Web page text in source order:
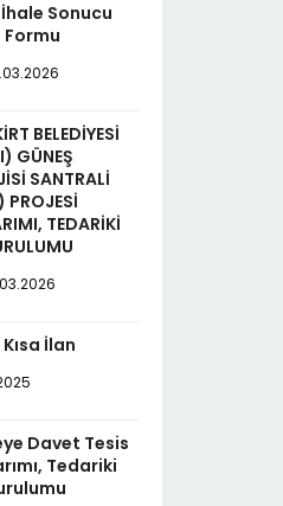
İhale Sonucu
Formu
BELEDİYESİ
GÜNEŞ
SANTRALİ
PROJESİ
TEDARİKİ
İlan
Davet Tesis
Tedariki